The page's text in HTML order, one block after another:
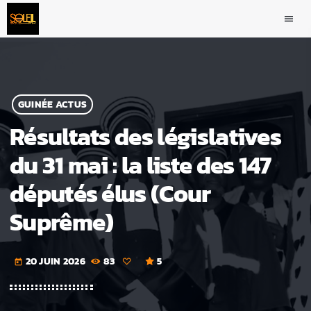
menu
GUINÉE ACTUS
Résultats des législatives
du 31 mai : la liste des 147
députés élus (Cour
Suprême)
today 20 JUIN 2026 83 5